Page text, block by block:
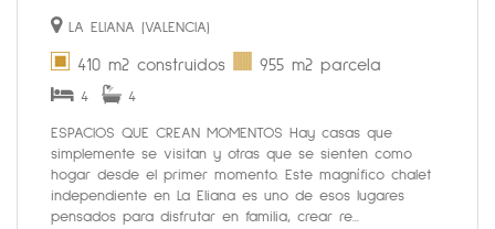
LA ELIANA (VALENCIA)
410 m2 construidos 955 m2 parcela
4 4
ESPACIOS QUE CREAN MOMENTOS Hay casas que
simplemente se visitan y otras que se sienten como
hogar desde el primer momento. Este magnífico chalet
independiente en La Eliana es uno de esos lugares
pensados para disfrutar en familia, crear re...